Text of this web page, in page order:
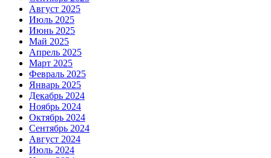
Август 2025
Июль 2025
Июнь 2025
Май 2025
Апрель 2025
Март 2025
Февраль 2025
Январь 2025
Декабрь 2024
Ноябрь 2024
Октябрь 2024
Сентябрь 2024
Август 2024
Июль 2024